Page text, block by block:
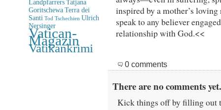
inspired by a mother’s
speak to any believer
relationship with God.<<
0 comments
There are no comments
Kick things off by filling out
Landpfarrers Tatjana
Goritschewa Terra dei
Santi Tod Tschechien Ulrich
Nersinger
Vatican-
Magazin
Vatikankrimi